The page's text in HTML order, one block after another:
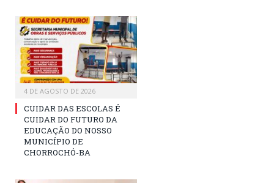
4 DE AGOSTO DE 2026
CUIDAR DAS ESCOLAS É
CUIDAR DO FUTURO DA
EDUCAÇÃO DO NOSSO
MUNICÍPIO DE
CHORROCHÓ-BA